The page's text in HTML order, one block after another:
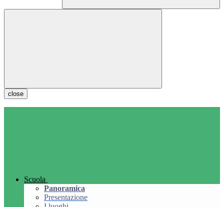
close
Scuola
Panoramica
Presentazione